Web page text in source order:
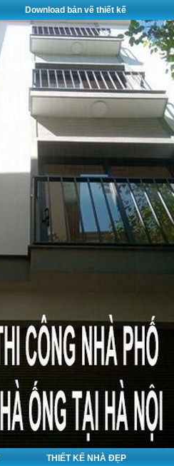
Download bản vẽ thiết kế
THIẾT KẾ NHÀ ĐẸP